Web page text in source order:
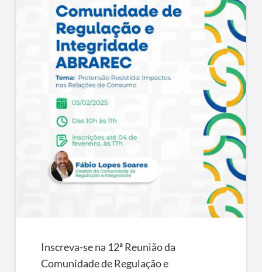
Inscreva-se na 12ª Reunião da
Comunidade de Regulação e